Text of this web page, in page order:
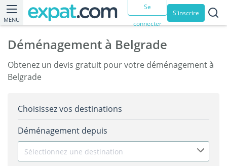
MENU
Se
connecter
S'inscrire
Déménagement à Belgrade
Obtenez un devis gratuit pour votre déménagement à
Belgrade
Choisissez vos destinations
Déménagement depuis
Sélectionnez une destination